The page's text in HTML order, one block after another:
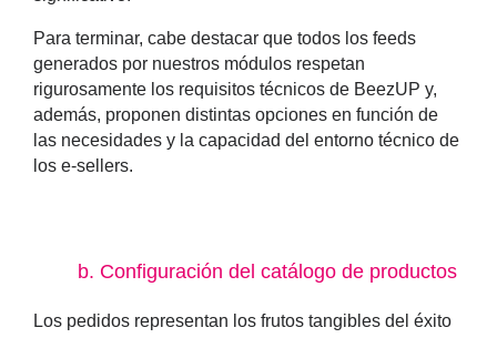
Para terminar, cabe destacar que todos los feeds
generados por nuestros módulos respetan
rigurosamente los requisitos técnicos de BeezUP y,
además, proponen distintas opciones en función de
las necesidades y la capacidad del entorno técnico de
los e-sellers.
b. Configuración del catálogo de productos
Los pedidos representan los frutos tangibles del éxito